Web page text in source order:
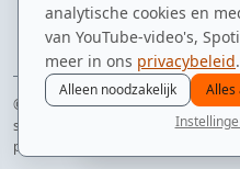
analytische cookies en
van YouTube-video's,
meer in ons privacybeleid.
Alleen noodzakelijk
Alles
© 2010–2026 badmintonline.nl ·
sportdrank door
privacy
spelers